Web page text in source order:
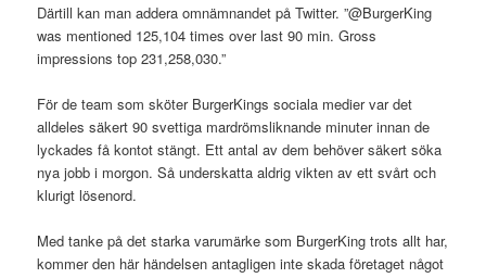
Därtill kan man addera omnämnandet på Twitter. ”@BurgerKing
was mentioned 125,104 times over last 90 min. Gross
impressions top 231,258,030.”
För de team som sköter BurgerKings sociala medier var det
alldeles säkert 90 svettiga mardrömsliknande minuter innan de
lyckades få kontot stängt. Ett antal av dem behöver säkert söka
nya jobb i morgon. Så underskatta aldrig vikten av ett svårt och
klurigt lösenord.
Med tanke på det starka varumärke som BurgerKing trots allt har,
kommer den här händelsen antagligen inte skada företaget något